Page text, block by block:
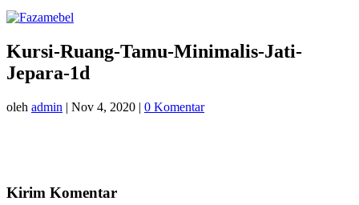
Kursi-Ruang-Tamu-Minimalis-Jati-
Jepara-1d
oleh admin | Nov 4, 2020 | 0 Komentar
Kirim Komentar